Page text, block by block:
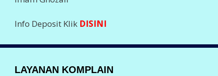
Info Deposit Klik DISINI
LAYANAN KOMPLAIN